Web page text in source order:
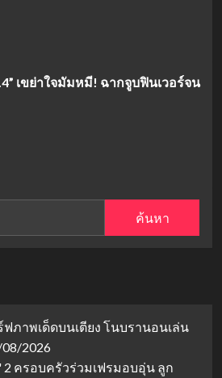
เขย่าใจมัมหมี! ฉากจูบฟินเวอร์จน
ฟภาพเด็ดบนเตียง โนบรานอนเล่น
2026
2 ครอบครัวร่วมเฟรมอบอุ่น ลูก